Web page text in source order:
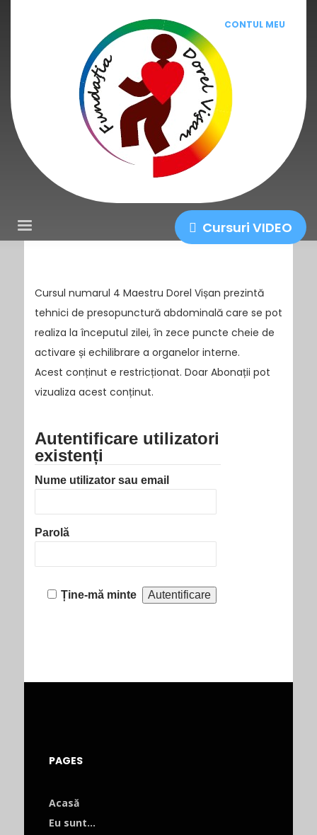
Cursuri VIDEO
CONTUL MEU
Cursul numarul 4 Maestru Dorel Vișan prezintă
tehnici de presopunctură abdominală care se pot
realiza la începutul zilei, în zece puncte cheie de
activare și echilibrare a organelor interne.
Acest conținut e restricționat. Doar Abonații pot
vizualiza acest conținut.
Autentificare utilizatori
existenți
Nume utilizator sau email
Parolă
Ține-mă minte
PAGES
Acasă
Eu sunt…